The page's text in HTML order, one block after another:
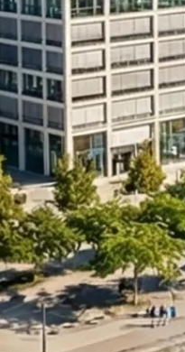
Truvag
Team
Karriere
Kundeninformation
Leitbild
Kontakt
Offerte anfordern